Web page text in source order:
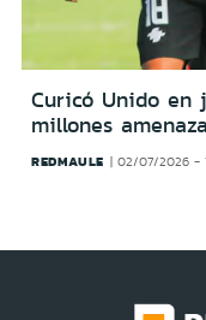
Curicó Unido en
millones
REDMAULE 02/07/2026 -